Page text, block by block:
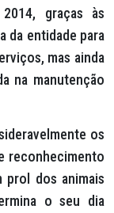
graças às
da entidade para
mas ainda
na manutenção
os
reconhecimento
prol dos animais
o seu dia